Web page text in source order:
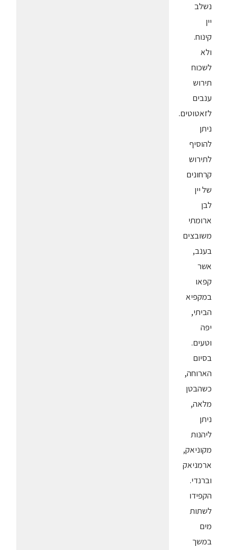
נשלב
יין
קינוח.
ולא
לשכוח
תירוש
ענבים
לזאטוטים.
ניתן
להוסיף
לתירוש
קרחונים
של יין
לבן
ארומתי
משובצים
בענב,
אשר
קפאו
במקפיא
הביתי,
יפה
וטעים.
בסיום
הארוחה,
כשהבטן
מלאה,
ניתן
ליהנות
מקוניאק,
ארמניאק
וברנדי.
הקפידו
לשתות
מים
במשך